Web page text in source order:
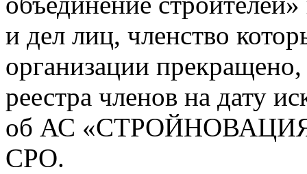
и дел лиц, членство
организации
реестра членов на дату
об АС «СТРОЙНОВАЦИЯ»
СРО.